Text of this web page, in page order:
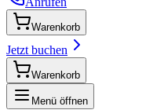
Warenkorb
Jetzt buchen
Warenkorb
Menü öffnen